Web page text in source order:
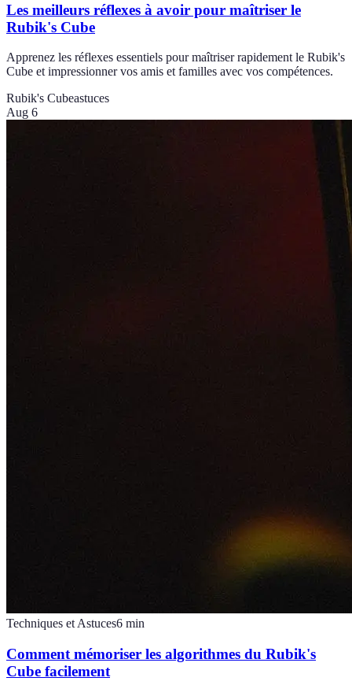
Les meilleurs réflexes à avoir pour maîtriser le
Rubik's Cube
Apprenez les réflexes essentiels pour maîtriser rapidement le Rubik's
Cube et impressionner vos amis et familles avec vos compétences.
Rubik's Cubeastuces
Aug 6
Techniques et Astuces6 min
Comment mémoriser les algorithmes du Rubik's
Cube facilement